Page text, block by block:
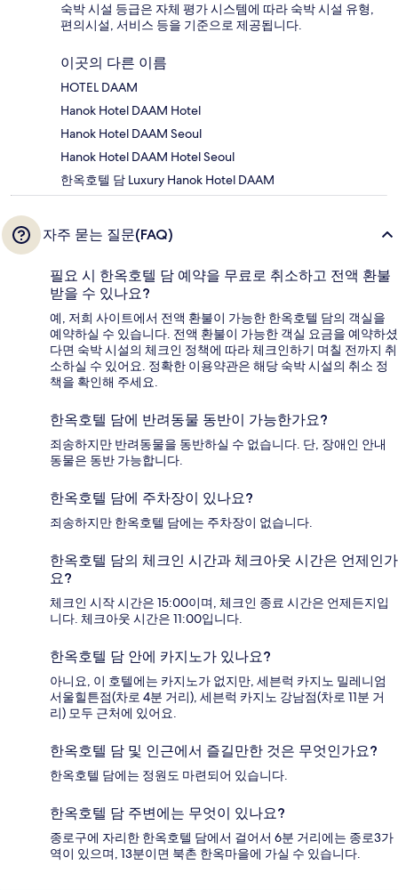
숙박 시설 등급은 자체 평가 시스템에 따라 숙박 시설 유형,
편의시설, 서비스 등을 기준으로 제공됩니다.
이곳의 다른 이름
HOTEL DAAM
Hanok Hotel DAAM Hotel
Hanok Hotel DAAM Seoul
Hanok Hotel DAAM Hotel Seoul
한옥호텔 담 Luxury Hanok Hotel DAAM
자주 묻는 질문(FAQ)
필요 시 한옥호텔 담 예약을 무료로 취소하고 전액 환불
받을 수 있나요?
예, 저희 사이트에서 전액 환불이 가능한 한옥호텔 담의 객실을
예약하실 수 있습니다. 전액 환불이 가능한 객실 요금을 예약하셨
다면 숙박 시설의 체크인 정책에 따라 체크인하기 며칠 전까지 취
소하실 수 있어요. 정확한 이용약관은 해당 숙박 시설의 취소 정
책을 확인해 주세요.
한옥호텔 담에 반려동물 동반이 가능한가요?
죄송하지만 반려동물을 동반하실 수 없습니다. 단, 장애인 안내
동물은 동반 가능합니다.
한옥호텔 담에 주차장이 있나요?
죄송하지만 한옥호텔 담에는 주차장이 없습니다.
한옥호텔 담의 체크인 시간과 체크아웃 시간은 언제인가
요?
체크인 시작 시간은 15:00이며, 체크인 종료 시간은 언제든지입
니다. 체크아웃 시간은 11:00입니다.
한옥호텔 담 안에 카지노가 있나요?
아니요, 이 호텔에는 카지노가 없지만, 세븐럭 카지노 밀레니엄
서울힐튼점(차로 4분 거리), 세븐럭 카지노 강남점(차로 11분 거
리) 모두 근처에 있어요.
한옥호텔 담 및 인근에서 즐길만한 것은 무엇인가요?
한옥호텔 담에는 정원도 마련되어 있습니다.
한옥호텔 담 주변에는 무엇이 있나요?
종로구에 자리한 한옥호텔 담에서 걸어서 6분 거리에는 종로3가
역이 있으며, 13분이면 북촌 한옥마을에 가실 수 있습니다.